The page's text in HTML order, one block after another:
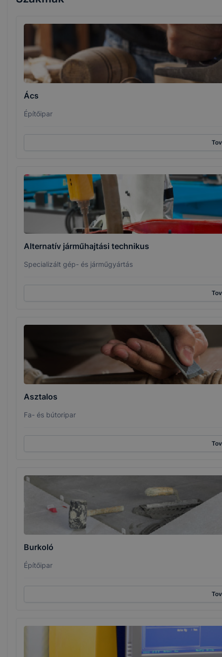
Ács
Építőipar
Alternatív járműhajtási technikus
Specializált gép- és járműgyártás
Asztalos
Fa- és bútoripar
Burkoló
Építőipar